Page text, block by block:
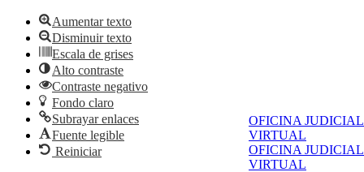
OFICINA JUDICIAL
VIRTUAL
OFICINA JUDICIAL
VIRTUAL
Aumentar texto
Disminuir texto
Escala de grises
Alto contraste
Contraste negativo
Fondo claro
Subrayar enlaces
Fuente legible
Reiniciar